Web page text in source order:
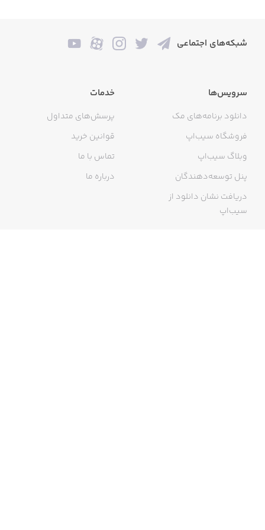
hemisphere. Get your group together.
We want to hear your feedback!
Email: support@groupme.com
Twitter: @GroupMe
Facebook: facebook.com/groupme
شبکه‌های اجتماعی
سرویس‌ها
دانلود برنامه‌های مک
فروشگاه سیب‌اپ
وبلاگ سیب‌اپ
پنل توسعه‌دهندگان
دریافت نشان دانلود از
سیب‌اپ
خدمات
پرسش‌های متداول
قوانین خرید
تماس با ما
درباره ما